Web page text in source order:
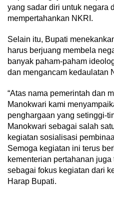
yang sadar diri untuk negara
mempertahankan NKRI.
Selain itu, Bupati
harus berjuang membela
banyak paham-paham
dan mengancam kedaulatan
“Atas nama pemerintah dan
Manokwari kami
penghargaan yang setinggi-
Manokwari sebagai salah
kegiatan sosialisasi
Semoga kegiatan ini terus
kementerian pertahanan
sebagai fokus kegiatan dari
Harap Bupati.